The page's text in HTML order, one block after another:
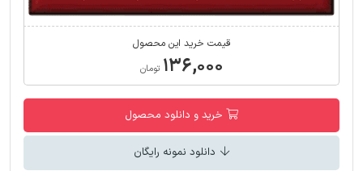
قیمت خرید این محصول
۱۳۶,۰۰۰ تومان
خرید و دانلود محصول
دانلود نمونه رایگان